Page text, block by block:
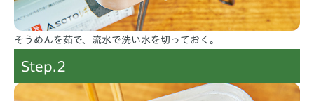
そうめんを茹で、流水で洗い水を切っておく。
Step.2